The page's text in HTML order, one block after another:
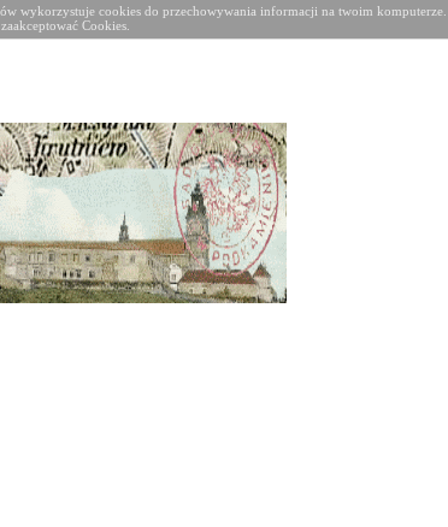
wykorzystuje cookies do przechowywania informacji na twoim
zaakceptować Cookies.